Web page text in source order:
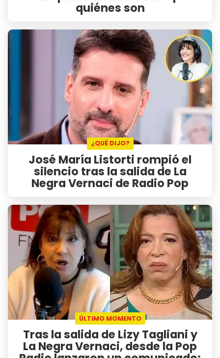
quiénes son
¿QUÉ DIJO?
José María Listorti rompió el
silencio tras la salida de La
Negra Vernaci de Radio Pop
ÚLTIMO MOMENTO
Tras la salida de Lizy Tagliani y
La Negra Vernaci, desde la Pop